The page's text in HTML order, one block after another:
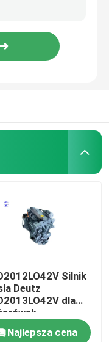
Silnik
Deutz
dla
Najlepsza cena